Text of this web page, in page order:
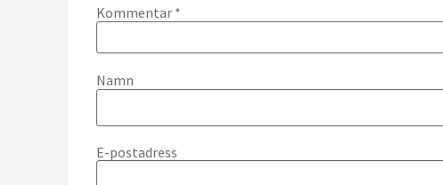
Kommentar *
Namn
E-postadress